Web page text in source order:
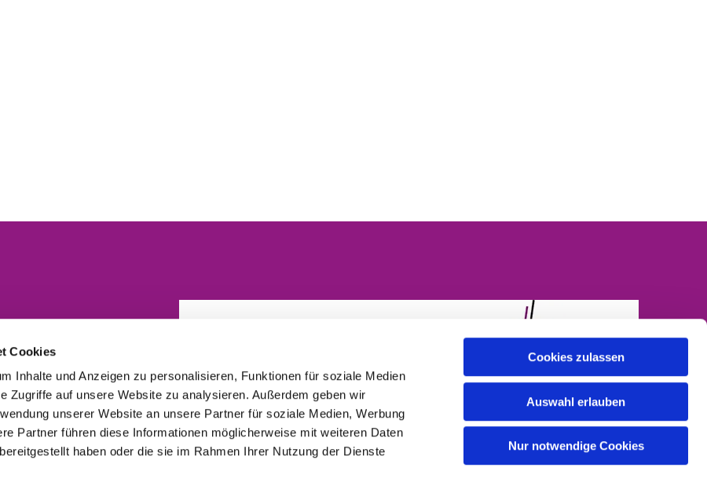
Cookies
Inhalte und Anzeigen zu personalisieren, Funktionen für soziale Medien
Zugriffe auf unsere Website zu analysieren. Außerdem geben wir
unserer Website an unsere Partner für soziale Medien, Werbung
Partner führen diese Informationen möglicherweise mit weiteren Daten
haben oder die sie im Rahmen Ihrer Nutzung der Dienste
Cookies zulassen
Auswahl erlauben
Nur notwendige Cookies